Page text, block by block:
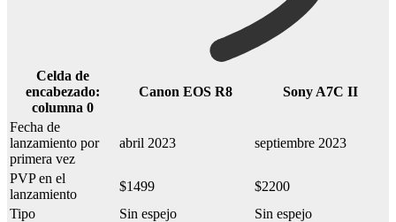
Celda de
encabezado:
columna 0
Canon EOS R8 Sony A7C II
Fecha de
lanzamiento por
primera vez
abril 2023 septiembre 2023
PVP en el
lanzamiento
$1499
$2200
Tipo
Sin espejo
Sin espejo